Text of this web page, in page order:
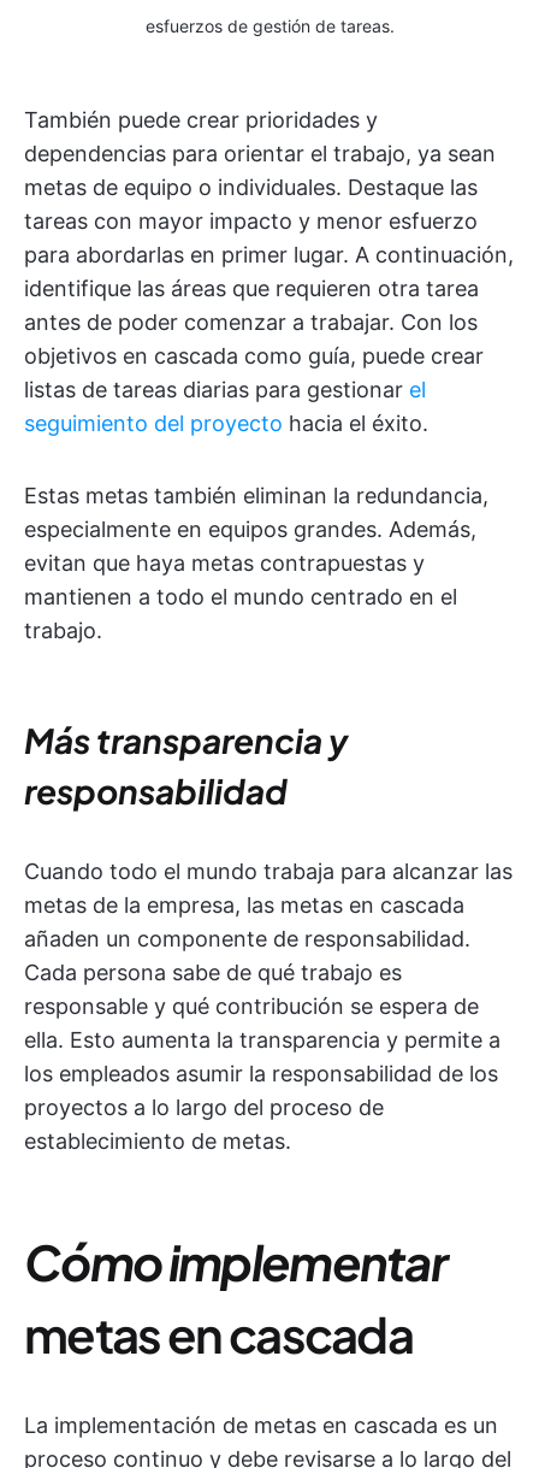
esfuerzos de gestión de tareas.
También puede crear prioridades y
dependencias para orientar el trabajo, ya sean
metas de equipo o individuales. Destaque las
tareas con mayor impacto y menor esfuerzo
para abordarlas en primer lugar. A continuación,
identifique las áreas que requieren otra tarea
antes de poder comenzar a trabajar. Con los
objetivos en cascada como guía, puede crear
listas de tareas diarias para gestionar el
seguimiento del proyecto hacia el éxito.
Estas metas también eliminan la redundancia,
especialmente en equipos grandes. Además,
evitan que haya metas contrapuestas y
mantienen a todo el mundo centrado en el
trabajo.
Más transparencia y
responsabilidad
Cuando todo el mundo trabaja para alcanzar las
metas de la empresa, las metas en cascada
añaden un componente de responsabilidad.
Cada persona sabe de qué trabajo es
responsable y qué contribución se espera de
ella. Esto aumenta la transparencia y permite a
los empleados asumir la responsabilidad de los
proyectos a lo largo del proceso de
establecimiento de metas.
Cómo implementar
metas en cascada
La implementación de metas en cascada es un
proceso continuo y debe revisarse a lo largo del